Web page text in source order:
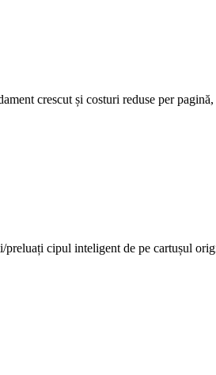
crescut și costuri reduse per
preluați cipul inteligent de pe cartușul